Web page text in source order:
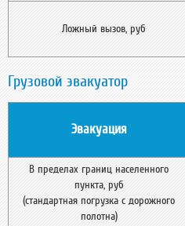
Ложный вызов, руб
Грузовой эвакуатор
Эвакуация
В пределах границ населенного
пункта, руб
(стандартная погрузка с дорожного
полотна)